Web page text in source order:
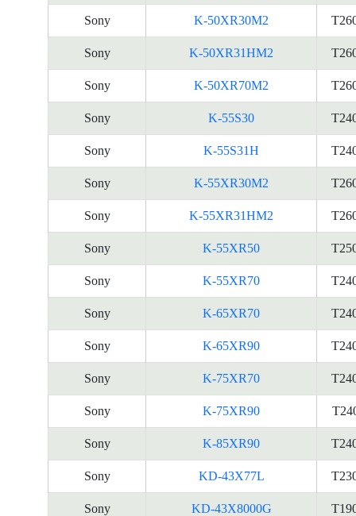
Sony K-50XR30M2
Sony K-50XR31HM2
Sony K-50XR70M2
Sony K-55S30
Sony K-55S31H
Sony K-55XR30M2
Sony K-55XR31HM2
Sony K-55XR50
Sony K-55XR70
Sony K-65XR70
Sony K-65XR90
Sony K-75XR70
Sony K-75XR90
Sony K-85XR90
Sony KD-43X77L
Sony KD-43X8000G